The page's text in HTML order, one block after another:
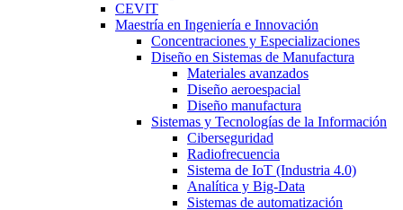
CEVIT
Maestría en Ingeniería e Innovación
Concentraciones y Especializaciones
Diseño en Sistemas de Manufactura
Materiales avanzados
Diseño aeroespacial
Diseño manufactura
Sistemas y Tecnologías de la Información
Ciberseguridad
Radiofrecuencia
Sistema de IoT (Industria 4.0)
Analítica y Big-Data
Sistemas de automatización